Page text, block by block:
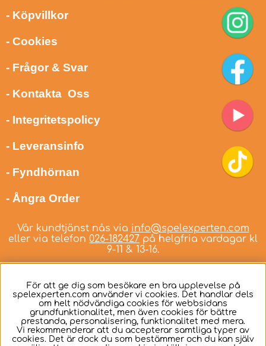
- Köpvillkor
- Cookies
- Frågor & Svar
- Kontakta Oss
- Integritetspolicy
- Leveransinfo
- Fyndhörnan
- Ångra Order
Vår kundtjänst nås via info@spelexperten.com
eller via telefon 026-182427 på helgfria vardagar kl
9-11 & 13-16.
Svenska
För att ge dig som besökare en bra upplevelse på
spelexperten.com använder vi cookies. Det handlar dels
om helt nödvändiga cookies för webbsidans
grundfunktionalitet, men även cookies för bättre
prestanda, personalisering, funktionalitet med mera.
Vi rekommenderar att du accepterar samtliga typer av
cookies. Det är dock du som bestämmer och du kan själv